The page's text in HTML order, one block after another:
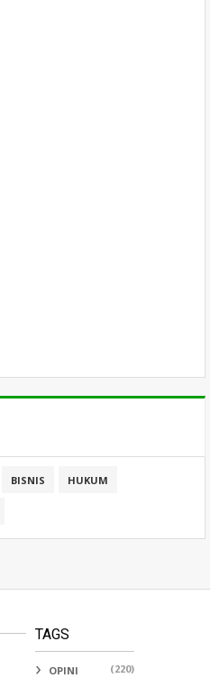
BISNIS HUKUM
TAGS
OPINI (220)